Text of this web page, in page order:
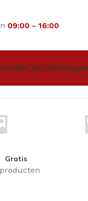
09:00 - 16:00
ROCAS Opleidingen
Gratis